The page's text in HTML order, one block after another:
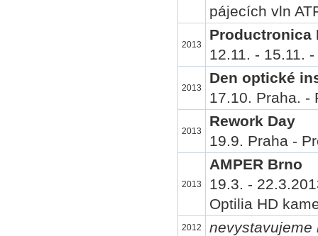
pájecích vln
2013
Productronica
12.11. - 15.11.
2013
Den optické
17.10. Praha. -
2013
Rework Day
19.9. Praha -
2013
AMPER Brno
19.3. -
Optilia HD
2012 nevystavujeme